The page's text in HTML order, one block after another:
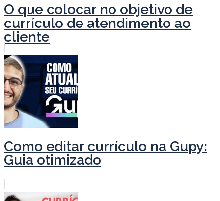
O que colocar no objetivo de
currículo de atendimento ao
cliente
Como editar currículo na Gupy:
Guia otimizado